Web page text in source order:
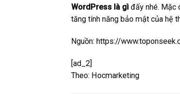
WordPress là gì đấy nhé. Mặc
tăng tính năng bảo mật của hệ
Nguồn: https://
[ad_2]
Theo: Hocmarketing